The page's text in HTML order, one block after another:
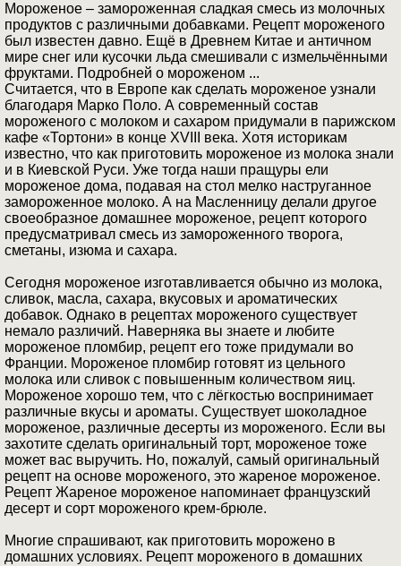
Мороженое – замороженная сладкая смесь из молочных
продуктов с различными добавками. Рецепт мороженого
был известен давно. Ещё в Древнем Китае и античном
мире снег или кусочки льда смешивали с измельчёнными
фруктами. Подробней о мороженом ...
Считается, что в Европе как сделать мороженое узнали
благодаря Марко Поло. А современный состав
мороженого с молоком и сахаром придумали в парижском
кафе «Тортони» в конце XVIII века. Хотя историкам
известно, что как приготовить мороженое из молока знали
и в Киевской Руси. Уже тогда наши пращуры ели
мороженое дома, подавая на стол мелко наструганное
замороженное молоко. А на Масленницу делали другое
своеобразное домашнее мороженое, рецепт которого
предусматривал смесь из замороженного творога,
сметаны, изюма и сахара.
Сегодня мороженое изготавливается обычно из молока,
сливок, масла, сахара, вкусовых и ароматических
добавок. Однако в рецептах мороженого существует
немало различий. Наверняка вы знаете и любите
мороженое пломбир, рецепт его тоже придумали во
Франции. Мороженое пломбир готовят из цельного
молока или сливок с повышенным количеством яиц.
Мороженое хорошо тем, что с лёгкостью воспринимает
различные вкусы и ароматы. Существует шоколадное
мороженое, различные десерты из мороженого. Если вы
захотите сделать оригинальный торт, мороженое тоже
может вас выручить. Но, пожалуй, самый оригинальный
рецепт на основе мороженого, это жареное мороженое.
Рецепт Жареное мороженое напоминает французский
десерт и сорт мороженого крем-брюле.
Многие спрашивают, как приготовить морожено в
домашних условиях. Рецепт мороженого в домашних